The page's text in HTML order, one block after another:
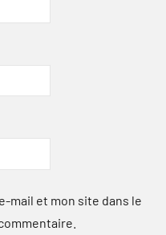
mail et mon site dans le